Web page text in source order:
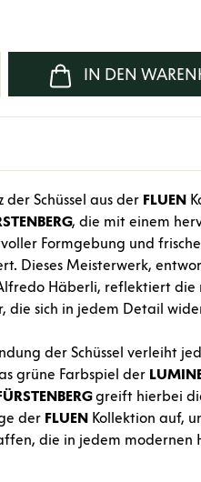
den gewünschten
IN DEN
der Schüssel aus der FLUEN
, die mit einem
Formgebung und
Dieses Meisterwerk,
Häberli, reflektiert die
die sich in jedem Detail
der Schüssel verleiht
grüne Farbspiel der
greift hierbei
der FLUEN Kollektion auf,
die in jedem modernen